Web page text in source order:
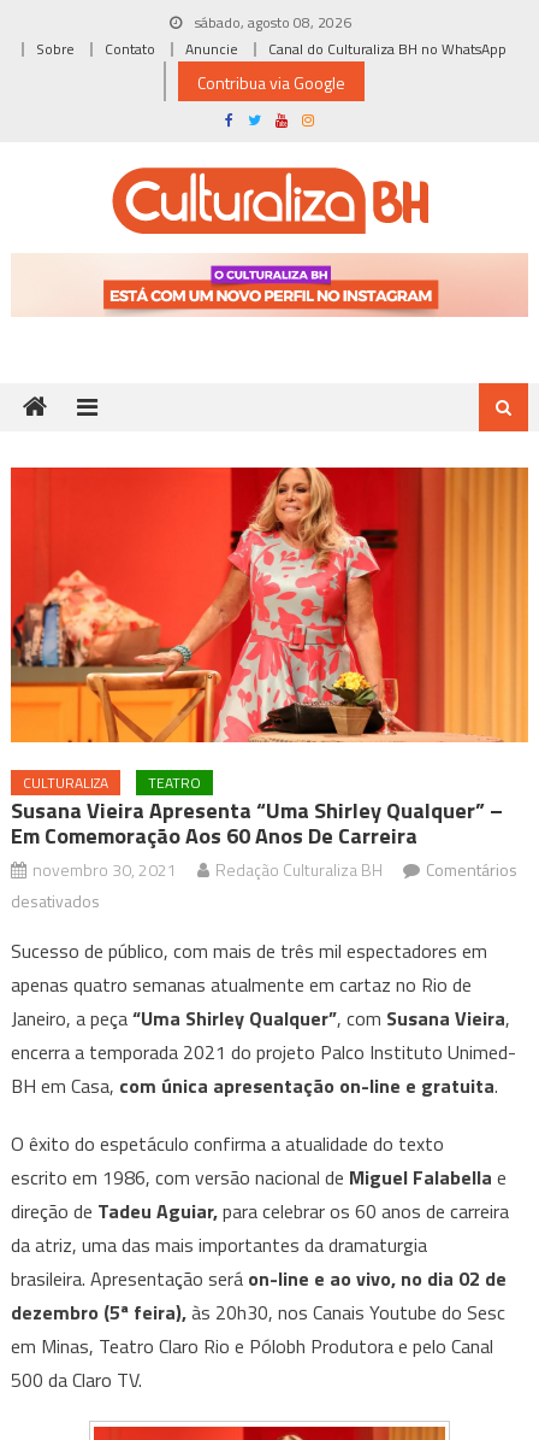
sábado, agosto 08, 2026
Sobre
Contato Anuncie Canal do Culturaliza BH no WhatsApp
Contribua via Google
CULTURALIZA TEATRO
Susana Vieira Apresenta “Uma Shirley Qualquer” –
Em Comemoração Aos 60 Anos De Carreira
novembro 30, 2021 Redação Culturaliza BH
Comentários
desativadosem
Vieira
apresenta
“Uma
Shirley
Qualquer”
em
comemoração
aos
de
carreira
Sucesso de público, com mais de três mil espectadores em
apenas quatro semanas atualmente em cartaz no Rio de
Janeiro, a peça“Uma Shirley Qualquer”, com Susana Vieira,
encerra a temporada 2021 do projeto Palco Instituto Unimed-
BH em Casa, com única apresentação on-line e gratuita.
O êxito do espetáculo confirma a atualidade do texto
escrito em 1986, com versão nacional de Miguel Falabella e
direção de Tadeu Aguiar,paracelebrar os 60 anos de carreira
da atriz, uma das mais importantes da dramaturgia
brasileira. Apresentação será on-line e ao vivo, no dia 02 de
dezembro (5ª feira),às 20h30, nos Canais Youtube do Sesc
em Minas, Teatro Claro Rio e Pólobh Produtora e pelo Canal
500 da Claro TV.